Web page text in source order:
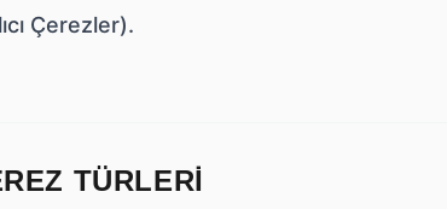
Çerezler).
TÜRLERI